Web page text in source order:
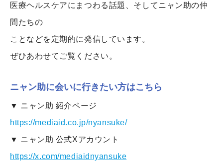
医療ヘルスケアにまつわる話題、そしてニャン助の仲
間たちの
ことなどを定期的に発信しています。
ぜひあわせてご覧ください。
ニャン助に会いに行きたい方はこちら
▼ ニャン助 紹介ページ
https://mediaid.co.jp/nyansuke/
▼ ニャン助 公式Xアカウント
https://x.com/mediaidnyansuke